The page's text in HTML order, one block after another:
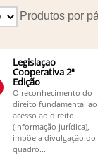
Produtos por
Legislaçao
Cooperativa 2ª
Edição
O reconhecimento do
direito fundamental ao
acesso ao direito
(informação jurídica),
impõe a divulgação do
quadro...